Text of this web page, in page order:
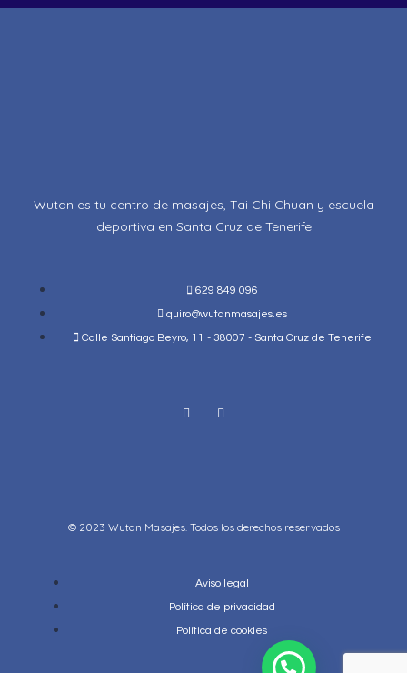
Wutan es tu centro de masajes, Tai Chi Chuan y escuela
deportiva en Santa Cruz de Tenerife
629 849 096
quiro@wutanmasajes.es
Calle Santiago Beyro, 11 - 38007 - Santa Cruz de Tenerife
© 2023 Wutan Masajes. Todos los derechos reservados
Aviso legal
Política de privacidad
Política de cookies